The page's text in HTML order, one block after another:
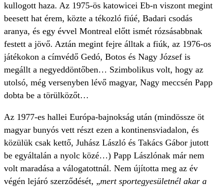
kullogott haza. Az 1975-ös katowicei Eb-n viszont megint
beesett hat érem, közte a tékozló fiúé, Badari csodás
aranya, és egy évvel Montreal előtt ismét rózsásabbnak
festett a jövő. Aztán megint fejre álltak a fiúk, az 1976-os
játékokon a címvédő Gedó, Botos és Nagy József is
megállt a negyeddöntőben… Szimbolikus volt, hogy az
utolsó, még versenyben lévő magyar, Nagy meccsén Papp
dobta be a törülközőt…
Az 1977-es hallei Európa-bajnokság után (mindössze öt
magyar bunyós vett részt ezen a kontinensviadalon, és
közülük csak kettő, Juhász László és Takács Gábor jutott
be egyáltalán a nyolc közé…) Papp Lászlónak már nem
volt maradása a válogatottnál. Nem újította meg az év
végén lejáró szerződését, „mert sportegyesületnél akar a